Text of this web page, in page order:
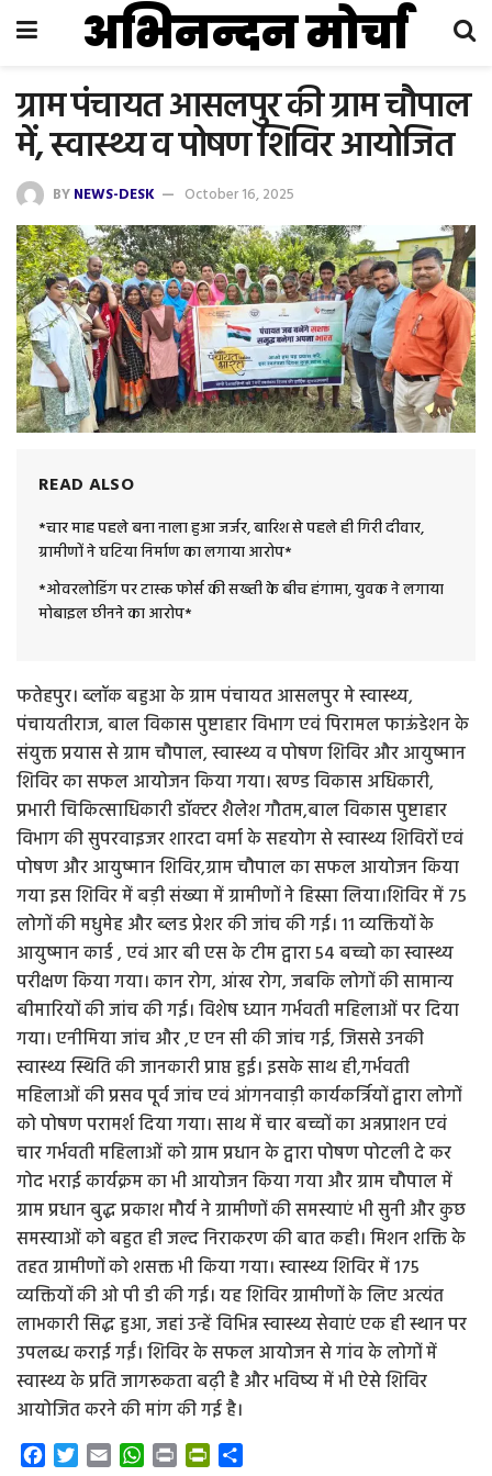
अभिनन्दन मोर्चा
ग्राम पंचायत आसलपुर की ग्राम चौपाल
में, स्वास्थ्य व पोषण शिविर आयोजित
BYNEWS-DESK October 16, 2025
READ ALSO
*चार माह पहले बना नाला हुआ जर्जर, बारिश से पहले ही गिरी दीवार,
ग्रामीणों ने घटिया निर्माण का लगाया आरोप*
*ओवरलोडिंग पर टास्क फोर्स की सख्ती के बीच हंगामा, युवक ने लगाया
मोबाइल छीनने का आरोप*
फतेहपुर। ब्लॉक बहुआ के ग्राम पंचायत आसलपुर मे स्वास्थ्य,
पंचायतीराज, बाल विकास पुष्टाहार विभाग एवं पिरामल फाऊंडेशन के
संयुक्त प्रयास से ग्राम चौपाल, स्वास्थ्य व पोषण शिविर और आयुष्मान
शिविर का सफल आयोजन किया गया। खण्ड विकास अधिकारी,
प्रभारी चिकित्साधिकारी डॉक्टर शैलेश गौतम,बाल विकास पुष्टाहार
विभाग की सुपरवाइजर शारदा वर्मा के सहयोग से स्वास्थ्य शिविरों एवं
पोषण और आयुष्मान शिविर,ग्राम चौपाल का सफल आयोजन किया
गया इस शिविर में बड़ी संख्या में ग्रामीणों ने हिस्सा लिया।शिविर में 75
लोगों की मधुमेह और ब्लड प्रेशर की जांच की गई। 11 व्यक्तियों के
आयुष्मान कार्ड , एवं आर बी एस के टीम द्वारा 54 बच्चो का स्वास्थ्य
परीक्षण किया गया। कान रोग, आंख रोग, जबकि लोगों की सामान्य
बीमारियों की जांच की गई। विशेष ध्यान गर्भवती महिलाओं पर दिया
गया। एनीमिया जांच और ,ए एन सी की जांच गई, जिससे उनकी
स्वास्थ्य स्थिति की जानकारी प्राप्त हुई। इसके साथ ही,गर्भवती
महिलाओं की प्रसव पूर्व जांच एवं आंगनवाड़ी कार्यकर्त्रियों द्वारा लोगों
को पोषण परामर्श दिया गया। साथ में चार बच्चों का अन्नप्राशन एवं
चार गर्भवती महिलाओं को ग्राम प्रधान के द्वारा पोषण पोटली दे कर
गोद भराई कार्यक्रम का भी आयोजन किया गया और ग्राम चौपाल में
ग्राम प्रधान बुद्ध प्रकाश मौर्य ने ग्रामीणों की समस्याएं भी सुनी और कुछ
समस्याओं को बहुत ही जल्द निराकरण की बात कही। मिशन शक्ति के
तहत ग्रामीणों को शसक्त भी किया गया। स्वास्थ्य शिविर में 175
व्यक्तियों की ओ पी डी की गई। यह शिविर ग्रामीणों के लिए अत्यंत
लाभकारी सिद्ध हुआ, जहां उन्हें विभिन्न स्वास्थ्य सेवाएं एक ही स्थान पर
उपलब्ध कराई गईं। शिविर के सफल आयोजन से गांव के लोगों में
स्वास्थ्य के प्रति जागरूकता बढ़ी है और भविष्य में भी ऐसे शिविर
आयोजित करने की मांग की गई है।
W